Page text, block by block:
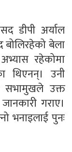
डीपी अर्याल
बेला
रहेकोमा
थिएनन्। उनी
सभामुखले उक्त
गराए।
भनाइलाई पुनः